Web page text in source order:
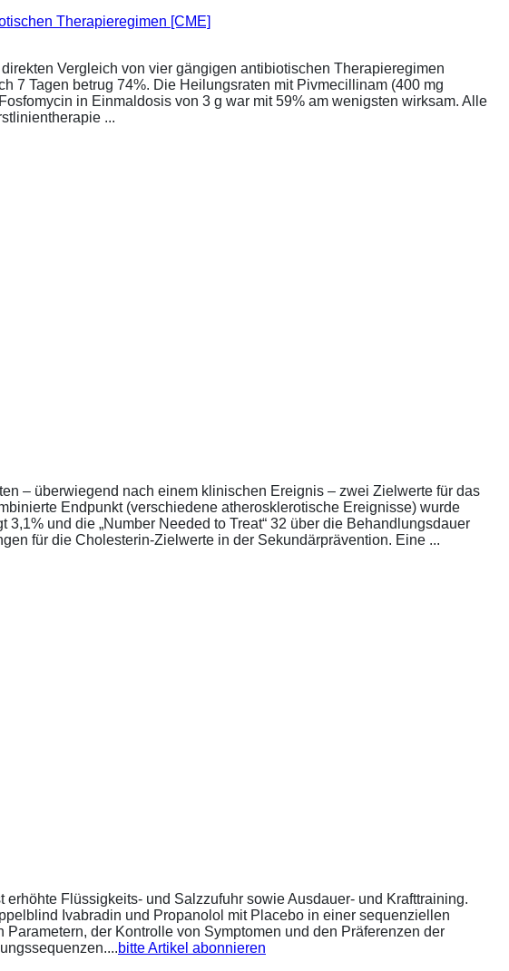
Therapieregimen [CME]
Vergleich von vier gängigen antibiotischen Therapieregimen
7 Tagen betrug 74%. Die Heilungsraten mit Pivmecillinam (400 mg
in Einmaldosis von 3 g war mit 59% am wenigsten wirksam. Alle
...
– überwiegend nach einem klinischen Ereignis – zwei Zielwerte für das
Endpunkt (verschiedene atherosklerotische Ereignisse) wurde
und die „Number Needed to Treat“ 32 über die Behandlungsdauer
für die Cholesterin-Zielwerte in der Sekundärprävention. Eine ...
Flüssigkeits- und Salzzufuhr sowie Ausdauer- und Krafttraining.
Ivabradin und Propanolol mit Placebo in einer sequenziellen
der Kontrolle von Symptomen und den Präferenzen der
bitte Artikel abonnieren